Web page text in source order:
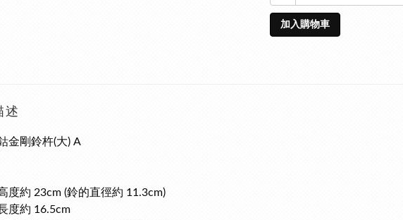
加入購物車
述
金剛鈴杵(大) A
度約 23cm (鈴的直徑約 11.3cm)
度約 16.5cm